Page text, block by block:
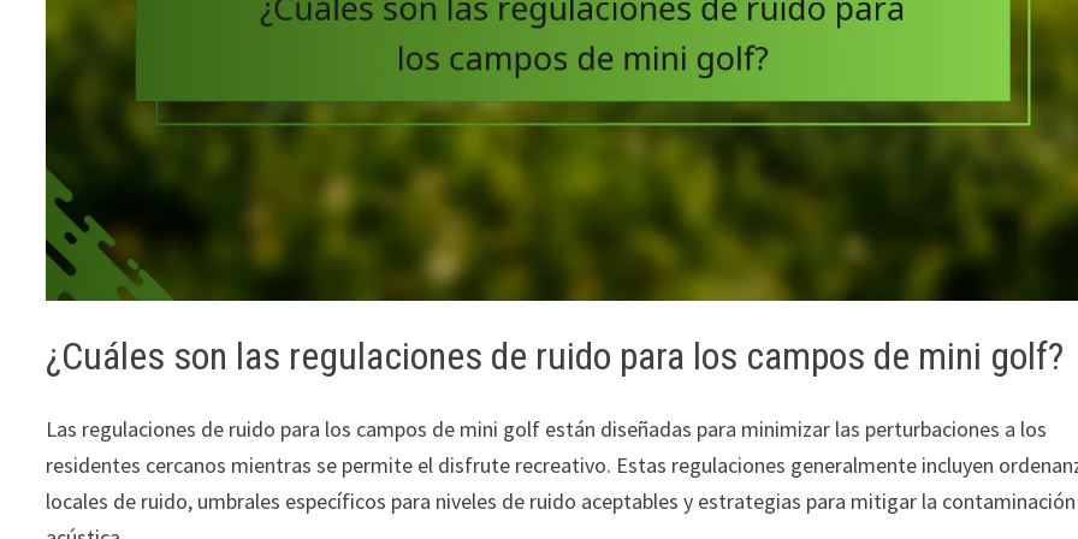
¿Cuáles son las regulaciones de ruido para los campos de mini golf?
Las regulaciones de ruido para los campos de mini golf están diseñadas para minimizar las perturbaciones a los
residentes cercanos mientras se permite el disfrute recreativo. Estas regulaciones generalmente incluyen
locales de ruido, umbrales específicos para niveles de ruido aceptables y estrategias para mitigar la contaminación